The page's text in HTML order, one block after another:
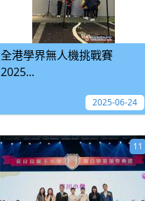
全港學界無人機挑戰賽
2025...
2025-06-24
11